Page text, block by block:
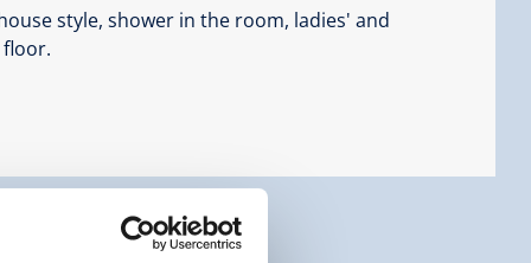
style, shower in the room, ladies' and